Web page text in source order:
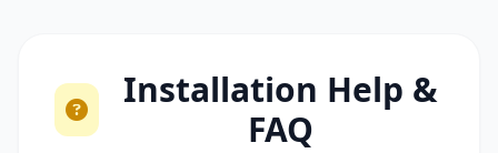
Installation Help &
FAQ